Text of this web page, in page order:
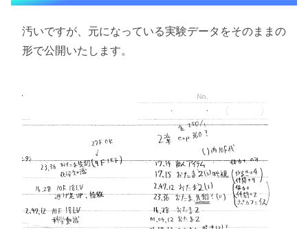
汚いですが、元になっている実験データをそのままの
形で公開いたします。